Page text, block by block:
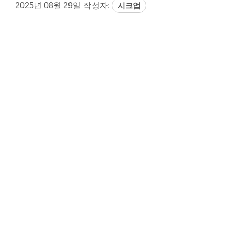
2025년 08월 29일 작성자: 시크업